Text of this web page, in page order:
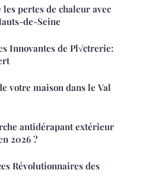
pertes de chaleur avec
de-Seine
Innovantes de Pl√¢trerie:
votre maison dans le Val
antidérapant extérieur
2026 ?
Révolutionnaires des